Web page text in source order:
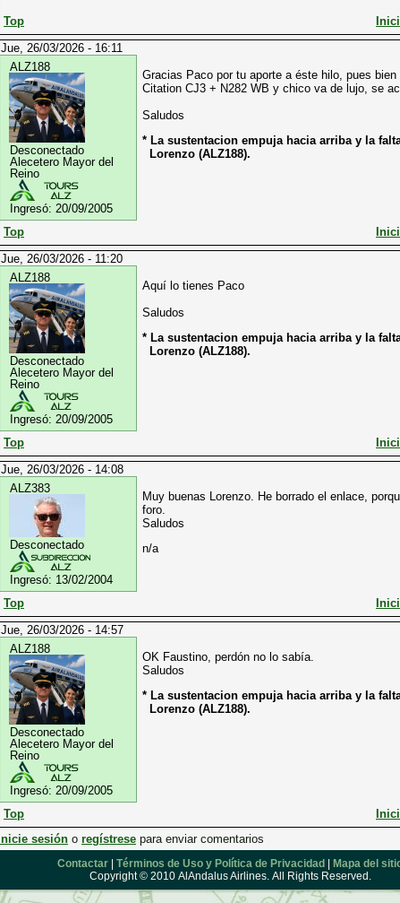
Top
Jue, 26/03/2026 - 16:11
ALZ188
Desconectado
Alecetero Mayor del
Reino
Ingresó: 20/09/2005
Gracias Paco por tu aporte a éste hilo, pues
Citation CJ3 + N282 WB y chico va de lujo, se
Saludos
* La sustentacion empuja hacia arriba y la
Lorenzo (ALZ188).
Top
Jue, 26/03/2026 - 11:20
ALZ188
Desconectado
Alecetero Mayor del
Reino
Ingresó: 20/09/2005
Aquí lo tienes Paco
Saludos
* La sustentacion empuja hacia arriba y la
Lorenzo (ALZ188).
Top
Jue, 26/03/2026 - 14:08
ALZ383
Desconectado
Ingresó: 13/02/2004
Muy buenas Lorenzo. He borrado el enlace,
foro.
Saludos
n/a
Top
Jue, 26/03/2026 - 14:57
ALZ188
Desconectado
Alecetero Mayor del
Reino
Ingresó: 20/09/2005
OK Faustino, perdón no lo sabía.
Saludos
* La sustentacion empuja hacia arriba y la
Lorenzo (ALZ188).
Top
Inicie sesión o regístrese para enviar comentarios
Contactar Términos de Uso y Política de Privacidad
Mapa del
Copyright © 2010 AlAndalus Airlines. All Rights Reserved.